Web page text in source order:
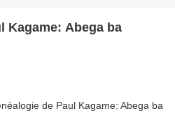
Kagame: Abega ba